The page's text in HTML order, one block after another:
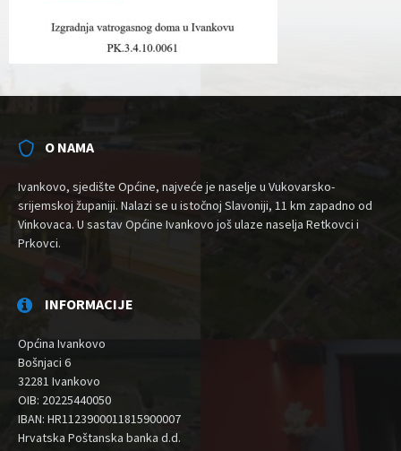
O NAMA
Ivankovo, sjedište Općine, najveće je naselje u Vukovarsko-
srijemskoj županiji. Nalazi se u istočnoj Slavoniji, 11 km zapadno od
Vinkovaca. U sastav Općine Ivankovo još ulaze naselja Retkovci i
Prkovci.
INFORMACIJE
Općina Ivankovo
Bošnjaci 6
32281 Ivankovo
OIB: 20225440050
IBAN: HR1123900011815900007
Hrvatska Poštanska banka d.d.